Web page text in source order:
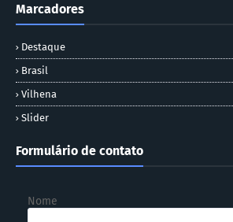
Marcadores
Destaque
Brasil
Vilhena
Slider
Formulário de contato
Nome